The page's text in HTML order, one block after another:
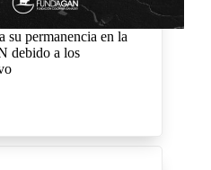
su permanencia en la
debido a los